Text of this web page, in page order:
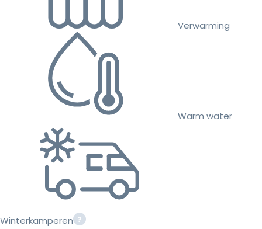
Verwarming
Warm water
Winterkamperen